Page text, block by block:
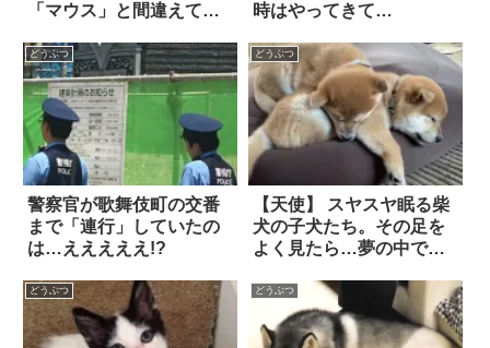
「マウス」と間違えてし
時はやってきて…
どうぶつ
警察官が歌舞伎町の交番
まで「連行」していたの
は…えええええ!?
どうぶつ
【天使】 スヤスヤ眠る柴
犬の子犬たち。その足を
よく見たら…夢の中で
るみたい！？
どうぶつ どうぶつ